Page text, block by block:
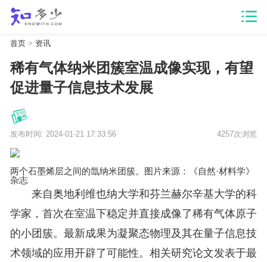
首页> 资讯
稀有气体纳米团簇室温成像实现，有望
促进量子信息技术发展
发布时间: 2024-01-21 17:33:56 4257次浏览
两个石墨烯层之间的氙纳米团簇。图片来源：《自然·材料学》
杂志
来自奥地利维也纳大学和芬兰赫尔辛基大学的科
学家，首次在室温下稳定并直接成像了稀有气体原子
的小团簇。最新成果为凝聚态物理及其在量子信息技
术领域的应用开辟了可能性。相关研究论文发表于最